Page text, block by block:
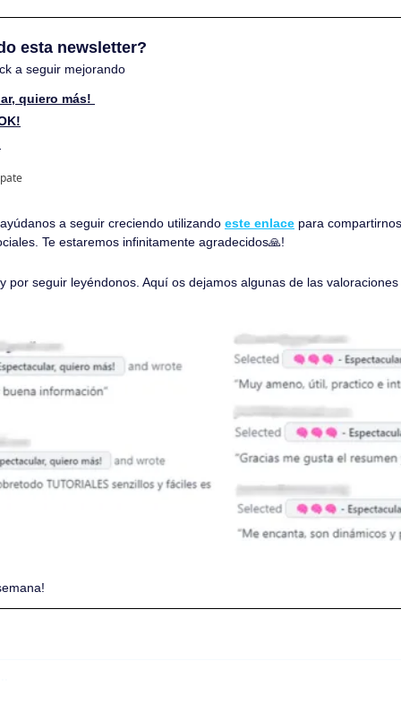
esta newsletter?
a seguir mejorando
quiero más!
a seguir creciendo utilizando este enlace para
Te estaremos infinitamente agradecidos🙏!
por seguir leyéndonos. Aquí os dejamos algunas de las